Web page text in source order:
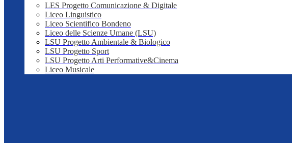
LES Progetto Comunicazione & Digitale
Liceo Linguistico
Liceo Scientifico Bondeno
Liceo delle Scienze Umane (LSU)
LSU Progetto Ambientale & Biologico
LSU Progetto Sport
LSU Progetto Arti Performative&Cinema
Liceo Musicale